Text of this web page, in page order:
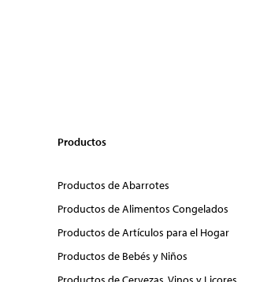
Productos
Productos de Abarrotes
Productos de Alimentos Congelados
Productos de Artículos para el Hogar
Productos de Bebés y Niños